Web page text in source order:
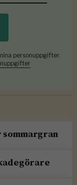
personuppgifter.